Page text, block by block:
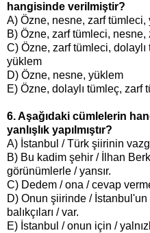
hangisinde verilmiştir?
A) Özne, nesne, zarf tümleci,
B) Özne, zarf tümleci,
C) Özne, zarf tümleci,
yüklem
D) Özne, nesne, yüklem
E) Özne, dolaylı tümleç, zarf
6. Aşağıdaki cümlelerin
yanlışlık yapılmıştır?
A) İstanbul / Türk şiirinin
B) Bu kadim şehir / İlhan
görünümlerle / yansır.
C) Dedem / ona / cevap
D) Onun şiirinde / İstanbul'un
balıkçıları / var.
E) İstanbul / onun için /